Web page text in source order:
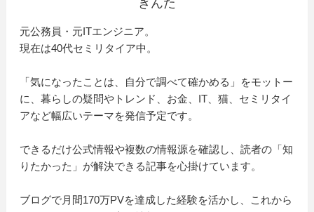
ぎんた
元公務員・元ITエンジニア。
現在は40代セミリタイア中。
「気になったことは、自分で調べて確かめる」をモットー
に、暮らしの疑問やトレンド、お金、IT、猫、セミリタイ
アなど幅広いテーマを発信予定です。
できるだけ公式情報や複数の情報源を確認し、読者の「知
りたかった」が解決できる記事を心掛けています。
ブログで月間170万PVを達成した経験を活かし、これから